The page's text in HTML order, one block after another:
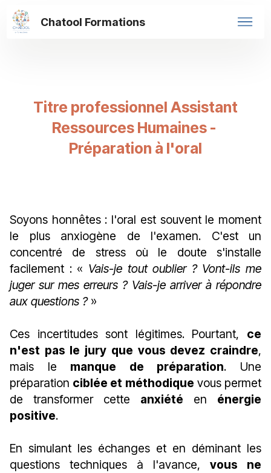
Chatool Formations
Titre professionnel Assistant
Ressources Humaines -
Préparation à l'oral
Soyons honnêtes : l'oral est souvent le moment
le plus anxiogène de l'examen. C'est un
concentré de stress où le doute s'installe
facilement : « Vais-je tout oublier ? Vont-ils me
juger sur mes erreurs ? Vais-je arriver à répondre
aux questions ?»
Ces incertitudes sont légitimes. Pourtant, ce
n'est pas le jury que vous devez craindre,
mais le manque de préparation. Une
préparation ciblée et méthodique vous permet
de transformer cette anxiété en énergie
positive.
En simulant les échanges et en déminant les
questions techniques à l'avance, vous ne